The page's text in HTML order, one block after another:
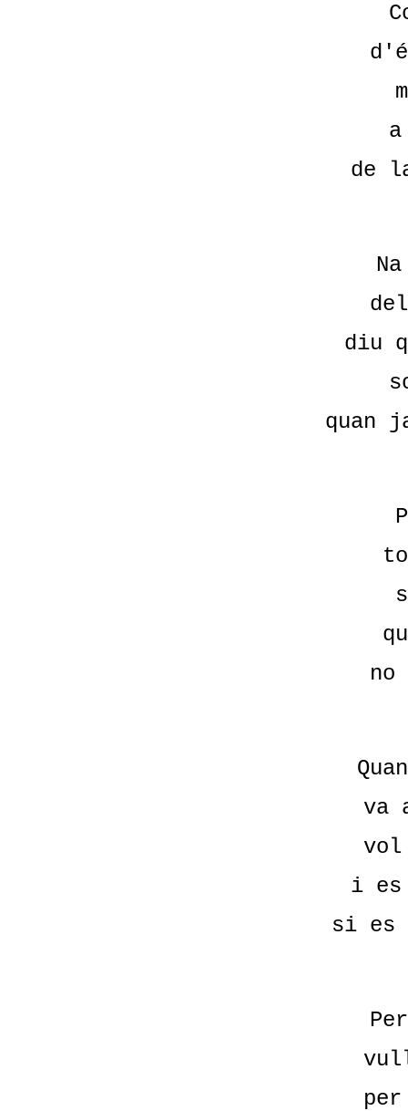
de
diu
quan
va
vol
i es
si es